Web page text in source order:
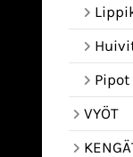
Pipot
VYÖT